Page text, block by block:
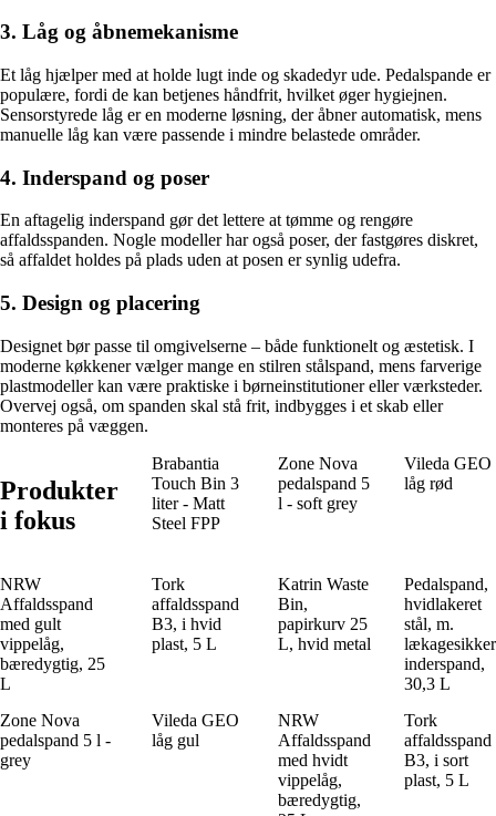
3. Låg og åbnemekanisme
Et låg hjælper med at holde lugt inde og skadedyr ude. Pedalspande er
populære, fordi de kan betjenes håndfrit, hvilket øger hygiejnen.
Sensorstyrede låg er en moderne løsning, der åbner automatisk, mens
manuelle låg kan være passende i mindre belastede områder.
4. Inderspand og poser
En aftagelig inderspand gør det lettere at tømme og rengøre
affaldsspanden. Nogle modeller har også poser, der fastgøres diskret,
så affaldet holdes på plads uden at posen er synlig udefra.
5. Design og placering
Designet bør passe til omgivelserne – både funktionelt og æstetisk. I
moderne køkkener vælger mange en stilren stålspand, mens farverige
plastmodeller kan være praktiske i børneinstitutioner eller værksteder.
Overvej også, om spanden skal stå frit, indbygges i et skab eller
monteres på væggen.
Produkter
i fokus
Brabantia
Touch Bin 3
liter - Matt
Steel FPP
Zone Nova
pedalspand 5
l - soft grey
Vileda GEO
låg rød
NRW
Affaldsspand
med gult
vippelåg,
bæredygtig, 25
L
Tork
affaldsspand
B3, i hvid
plast, 5 L
Katrin Waste
Bin,
papirkurv 25
L, hvid metal
Pedalspand,
hvidlakeret
stål, m.
lækagesikker
inderspand,
30,3 L
Zone Nova
pedalspand 5 l -
grey
Vileda GEO
låg gul
NRW
Affaldsspand
med hvidt
vippelåg,
bæredygtig,
Tork
affaldsspand
B3, i sort
plast, 5 L